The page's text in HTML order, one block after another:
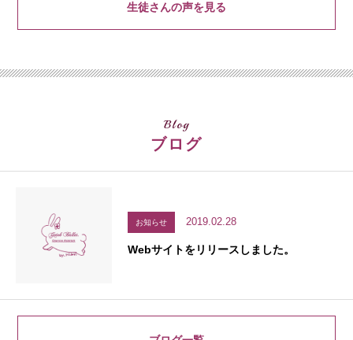
生徒さんの声を見る
Blog
ブログ
お知らせ 2019.02.28
Webサイトをリリースしました。